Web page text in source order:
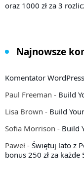
oraz 1000 zł za 3
Najnowsze
Komentator
Paul Freeman - Build
Lisa Brown - Build
Sofia Morrison - Build
Paweł - Świętuj lato z
bonus 250 zł za każde